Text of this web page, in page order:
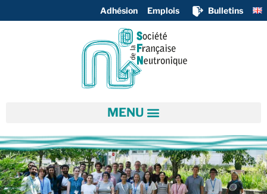
Adhésion Emplois Bulletins